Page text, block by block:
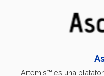
Artemis™ es una